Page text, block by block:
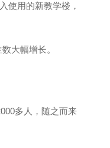
使用的新教学楼，
大幅增长。
多人，随之而来